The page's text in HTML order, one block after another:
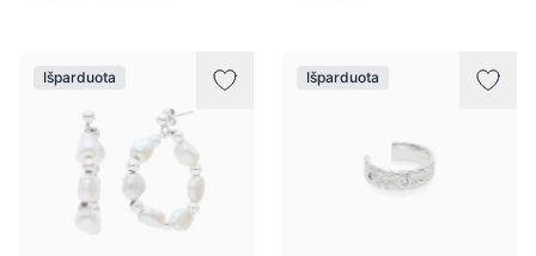
Išparduota Išparduota